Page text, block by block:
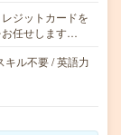
ジットカードを
お任せします…
キル不要 / 英語力